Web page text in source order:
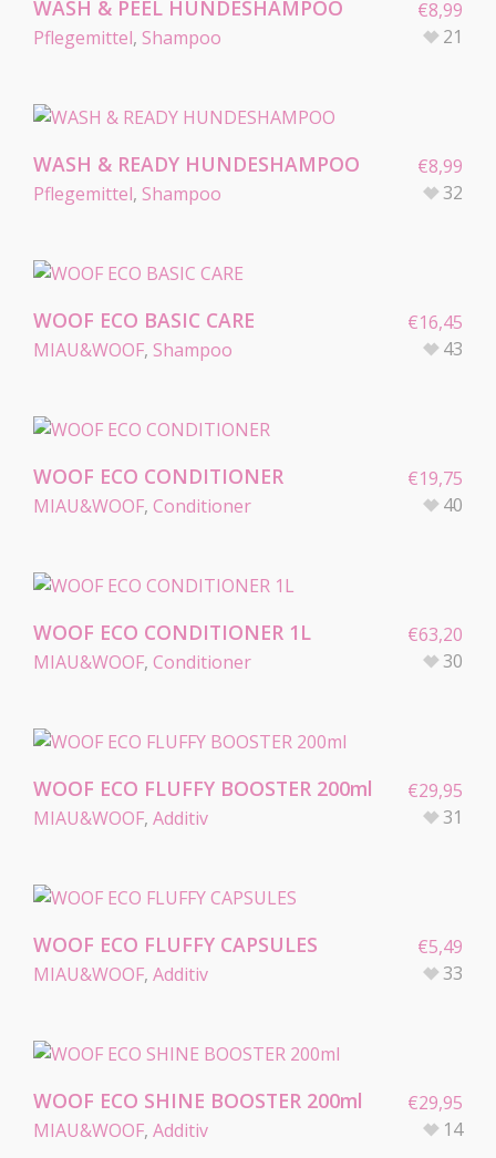
WASH & PEEL HUNDESHAMPOO
Pflegemittel, Shampoo
€8,99
21
WASH & READY HUNDESHAMPOO
Pflegemittel, Shampoo
€8,99
32
WOOF ECO BASIC CARE
MIAU&WOOF, Shampoo
€16,45
43
WOOF ECO CONDITIONER
MIAU&WOOF, Conditioner
€19,75
40
WOOF ECO CONDITIONER 1L
MIAU&WOOF, Conditioner
€63,20
30
WOOF ECO FLUFFY BOOSTER 200ml
MIAU&WOOF, Additiv
€29,95
31
WOOF ECO FLUFFY CAPSULES
MIAU&WOOF, Additiv
€5,49
33
WOOF ECO SHINE BOOSTER 200ml
MIAU&WOOF, Additiv
€29,95
14